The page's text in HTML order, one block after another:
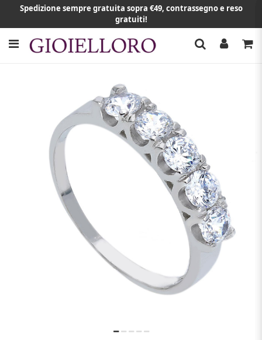
Spedizione sempre gratuita sopra €49, contrassegno e reso
gratuiti!